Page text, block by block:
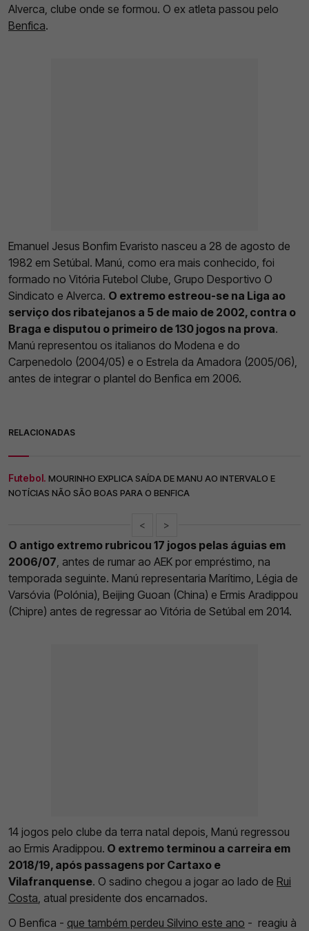
Alverca, clube onde se formou. O ex atleta passou pelo
Benfica.
Emanuel Jesus Bonfim Evaristo nasceu a 28 de agosto de
1982 em Setúbal. Manú, como era mais conhecido, foi
formado no Vitória Futebol Clube, Grupo Desportivo O
Sindicato e Alverca. O extremo estreou-se na Liga ao
serviço dos ribatejanos a 5 de maio de 2002, contra o
Braga e disputou o primeiro de 130 jogos na prova.
Manú representou os italianos do Modena e do
Carpenedolo (2004/05) e o Estrela da Amadora (2005/06),
antes de integrar o plantel do Benfica em 2006.
RELACIONADAS
Futebol. MOURINHO EXPLICA SAÍDA DE MANU AO INTERVALO E
NOTÍCIAS NÃO SÃO BOAS PARA O BENFICA
< >
O antigo extremo rubricou 17 jogos pelas águias em
2006/07 , antes de rumar ao AEK por empréstimo, na
temporada seguinte. Manú representaria Marítimo, Légia de
Varsóvia (Polónia), Beijing Guoan (China) e Ermis Aradippou
(Chipre) antes de regressar ao Vitória de Setúbal em 2014.
14 jogos pelo clube da terra natal depois, Manú regressou
ao Ermis Aradippou. O extremo terminou a carreira em
2018/19, após passagens por Cartaxo e
Vilafranquense. O sadino chegou a jogar ao lado de Rui
Costa , atual presidente dos encarnados.
O Benfica - que também perdeu Silvino este ano - reagiu à